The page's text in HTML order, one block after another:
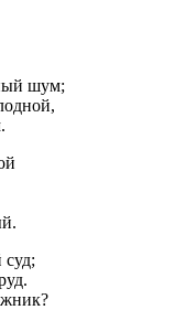
шум;